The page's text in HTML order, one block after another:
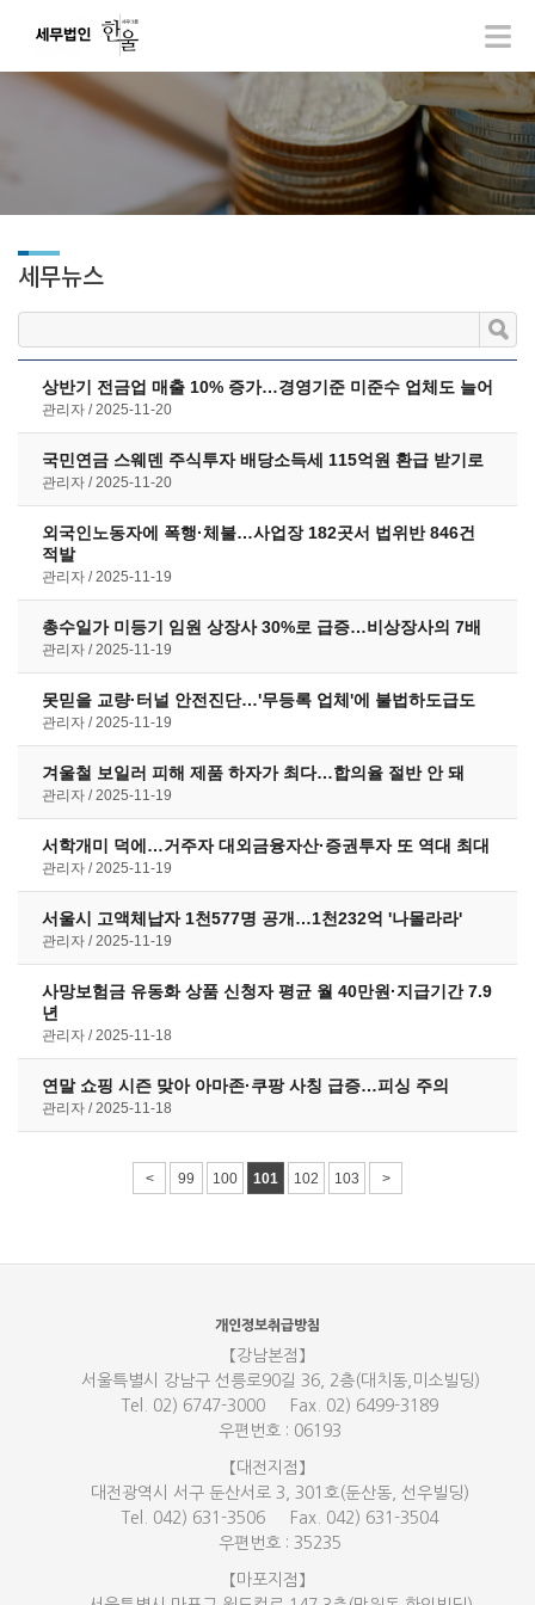
세무뉴스
상반기 전금업 매출 10% 증가…경영기준 미준수 업체도 늘어
관리자 2025-11-20
국민연금 스웨덴 주식투자 배당소득세 115억원 환급 받기로
관리자 2025-11-20
외국인노동자에 폭행·체불…사업장 182곳서 법위반 846건
적발
관리자 2025-11-19
총수일가 미등기 임원 상장사 30%로 급증…비상장사의 7배
관리자 2025-11-19
못믿을 교량·터널 안전진단…'무등록 업체'에 불법하도급도
관리자 2025-11-19
겨울철 보일러 피해 제품 하자가 최다…합의율 절반 안 돼
관리자 2025-11-19
서학개미 덕에…거주자 대외금융자산·증권투자 또 역대 최대
관리자 2025-11-19
서울시 고액체납자 1천577명 공개…1천232억 '나몰라라'
관리자 2025-11-19
사망보험금 유동화 상품 신청자 평균 월 40만원·지급기간 7.9
년
관리자 2025-11-18
연말 쇼핑 시즌 맞아 아마존·쿠팡 사칭 급증…피싱 주의
관리자 2025-11-18
< 99 100 101 102 103 >
개인정보취급방침
【강남본점】
서울특별시 강남구 선릉로90길 36, 2층(대치동,미소빌딩)
Tel. 02) 6747-3000
Fax. 02) 6499-3189
우편번호 : 06193
【대전지점】
대전광역시 서구 둔산서로 3, 301호(둔산동, 선우빌딩)
Tel. 042) 631-3506
Fax. 042) 631-3504
우편번호 : 35235
【마포지점】